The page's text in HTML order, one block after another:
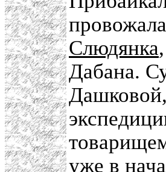
Слюдянка
Дабана.
уже в